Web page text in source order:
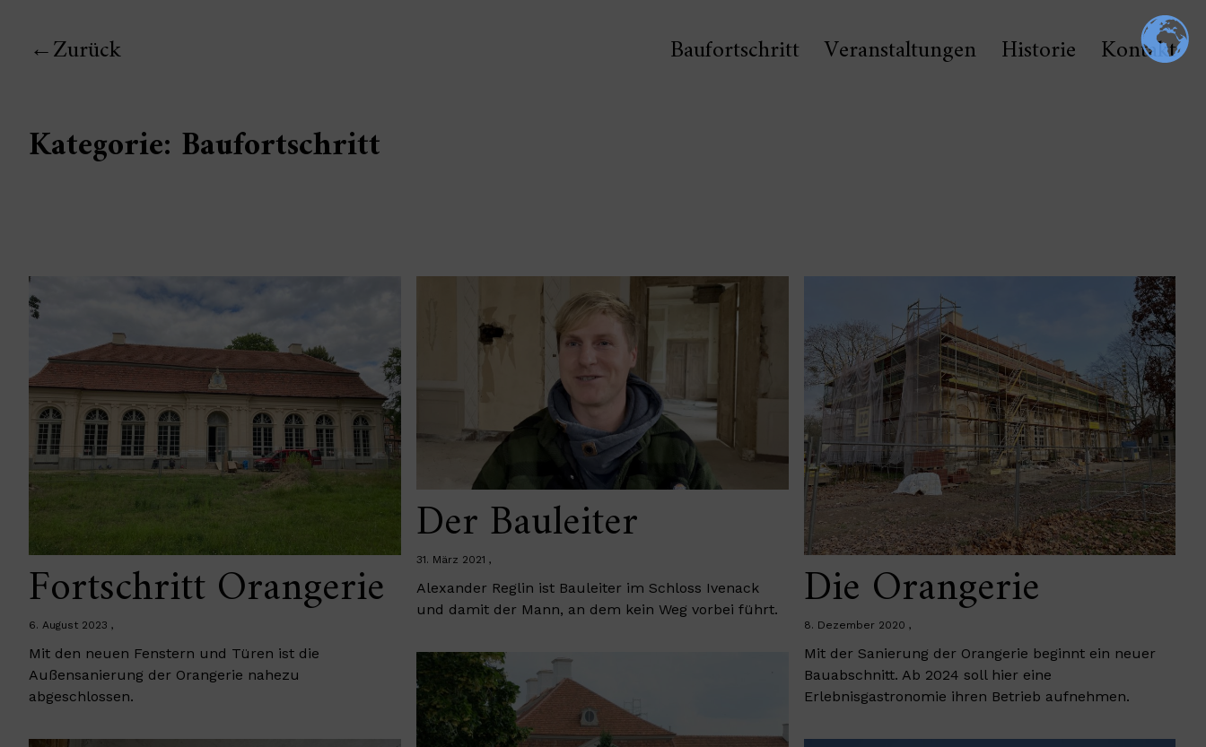
Zurück Baufortschritt Veranstaltungen Historie Kontakt
Kategorie: Baufortschritt
Fortschritt Orangerie
6. August 2023
Mit den neuen Fenstern und Türen ist die
Außensanierung der Orangerie nahezu
abgeschlossen.
Der Bauleiter
31. März 2021
Alexander Reglin ist Bauleiter im Schloss Ivenack
und damit der Mann, an dem kein Weg vorbei führt.
Die Orangerie
8. Dezember 2020
Mit der Sanierung der Orangerie beginnt ein neuer
Bauabschnitt. Ab 2024 soll hier eine
Erlebnisgastronomie ihren Betrieb aufnehmen.